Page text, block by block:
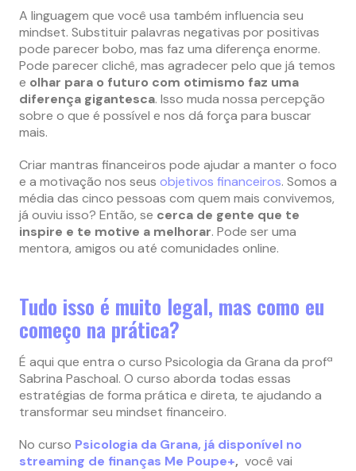
A linguagem que você usa também influencia seu
mindset. Substituir palavras negativas por positivas
pode parecer bobo, mas faz uma diferença enorme.
Pode parecer clichê, mas agradecer pelo que já temos
e olhar para o futuro com otimismo faz uma
diferença gigantesca. Isso muda nossa percepção
sobre o que é possível e nos dá força para buscar
mais.
Criar mantras financeiros pode ajudar a manter o foco
e a motivação nos seus objetivos financeiros. Somos a
média das cinco pessoas com quem mais convivemos,
já ouviu isso? Então, se cerca de gente que te
inspire e te motive a melhorar. Pode ser uma
mentora, amigos ou até comunidades online.
Tudo isso é muito legal, mas como eu
começo na prática?
É aqui que entra o curso Psicologia da Grana da profª
Sabrina Paschoal. O curso aborda todas essas
estratégias de forma prática e direta, te ajudando a
transformar seu mindset financeiro.
No curso Psicologia da Grana, já disponível no
streaming de finanças Me Poupe+, você vai